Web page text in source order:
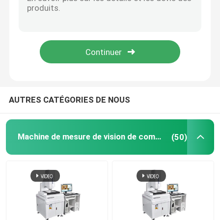
machine de mesure du même rang optique
Machines de mesure visuelles
Machine optique de mesure d'OMM
Machine de mesure CMM
AUTRES CATÉGORIES DE NOUS
Machine de mesure de vision de commande numérique par ordinateur (50)